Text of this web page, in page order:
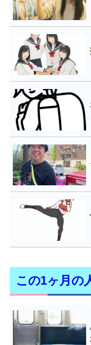
この1ヶ月の